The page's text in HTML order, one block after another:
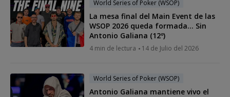
World Series of Poker (WSOP)
La mesa final del Main Event de las
WSOP 2026 queda formada... Sin
Antonio Galiana (12º)
4 min de lectura 14 de Julio del 2026
World Series of Poker (WSOP)
Antonio Galiana mantiene vivo el